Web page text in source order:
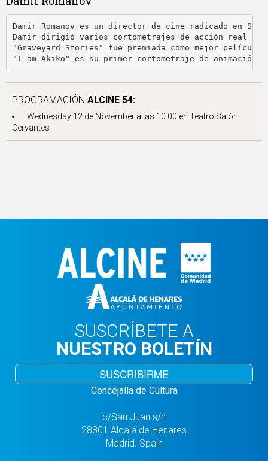
Damir Romanov es un director de cine radicado en
Damir dirigió varios cortometrajes de acción real y
"Graveyard Stories" fue premiada como mejor
"I am Akiko" es su primer cortometraje de animación,
PROGRAMACIÓN ALCINE 54:
· Wednesday 12 de November a las 10:00 en Teatro Salón
Cervantes
SUSCRÍBETE A
NUESTRO BOLETÍN
SUSCRIBIRME
Concejalía de Cultura
c/San Juan s/n
28801 Alcalá de Henares
Madrid. Spain